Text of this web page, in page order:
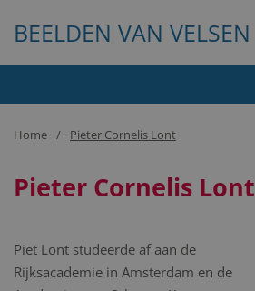
BEELDEN VAN VELSEN
Home Pieter Cornelis Lont
Pieter Cornelis Lont
Piet Lont studeerde af aan de
Rijksacademie in Amsterdam en de